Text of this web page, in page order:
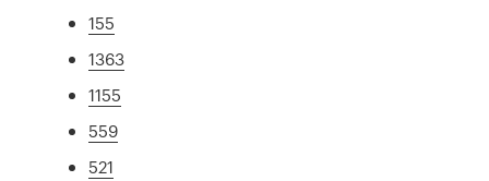
155
1363
1155
559
521